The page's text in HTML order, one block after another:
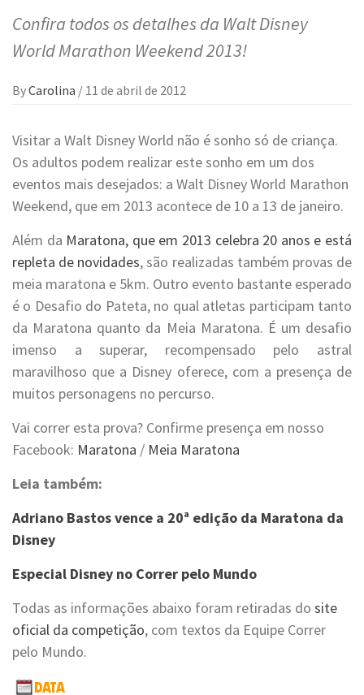
Confira todos os detalhes da Walt Disney
World Marathon Weekend 2013!
ByCarolina / 11 de abril de 2012
Visitar a Walt Disney World não é sonho só de criança.
Os adultos podem realizar este sonho em um dos
eventos mais desejados: a Walt Disney World Marathon
Weekend, que em 2013 acontece de 10 a 13 de janeiro.
Além da Maratona, que em 2013 celebra 20 anos e está
repleta de novidades, são realizadas também provas de
meia maratona e 5km. Outro evento bastante esperado
é o Desafio do Pateta, no qual atletas participam tanto
da Maratona quanto da Meia Maratona. É um desafio
imenso a superar, recompensado pelo astral
maravilhoso que a Disney oferece, com a presença de
muitos personagens no percurso.
Vai correr esta prova? Confirme presença em nosso
Facebook: Maratona / Meia Maratona
Leia também:
Adriano Bastos vence a 20ª edição da Maratona da
Disney
Especial Disney no Correr pelo Mundo
Todas as informações abaixo foram retiradas do site
oficial da competição, com textos da Equipe Correr
pelo Mundo.